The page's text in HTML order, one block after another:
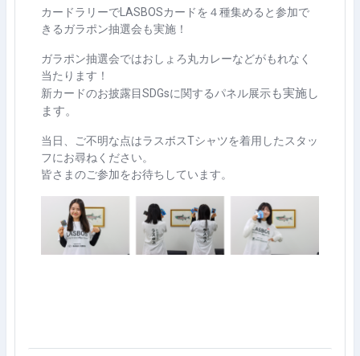
カードラリーでLASBOSカードを４種集めると参加で
きるガラポン抽選会も実施！
ガラポン抽選会ではおしょろ丸カレーなどがもれなく
当たります！
新カードのお披露目SDGsに関するパネル展示も実施し
ます。
当日、ご不明な点はラスボスTシャツを着用したスタッ
フにお尋ねください。
皆さまのご参加をお待ちしています。